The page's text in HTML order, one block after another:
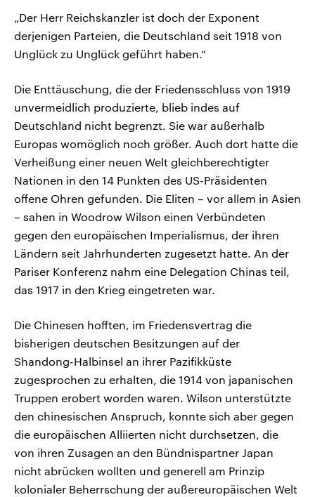
„Der Herr Reichskanzler ist doch der Exponent
derjenigen Parteien, die Deutschland seit 1918 von
Unglück zu Unglück geführt haben.“
Die Enttäuschung, die der Friedensschluss von 1919
unvermeidlich produzierte, blieb indes auf
Deutschland nicht begrenzt. Sie war außerhalb
Europas womöglich noch größer. Auch dort hatte die
Verheißung einer neuen Welt gleichberechtigter
Nationen in den 14 Punkten des US-Präsidenten
offene Ohren gefunden. Die Eliten – vor allem in Asien
– sahen in Woodrow Wilson einen Verbündeten
gegen den europäischen Imperialismus, der ihren
Ländern seit Jahrhunderten zugesetzt hatte. An der
Pariser Konferenz nahm eine Delegation Chinas teil,
das 1917 in den Krieg eingetreten war.
Die Chinesen hofften, im Friedensvertrag die
bisherigen deutschen Besitzungen auf der
Shandong-Halbinsel an ihrer Pazifikküste
zugesprochen zu erhalten, die 1914 von japanischen
Truppen erobert worden waren. Wilson unterstützte
den chinesischen Anspruch, konnte sich aber gegen
die europäischen Alliierten nicht durchsetzen, die
von ihren Zusagen an den Bündnispartner Japan
nicht abrücken wollten und generell am Prinzip
kolonialer Beherrschung der außereuropäischen Welt